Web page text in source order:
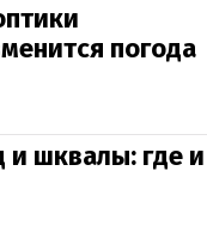
погода
и шквалы: где и